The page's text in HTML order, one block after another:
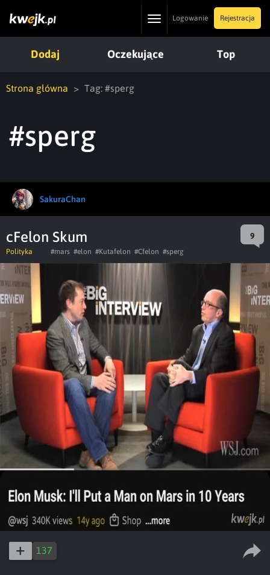
ToggleLogowanie Rejestracja
Dodaj Oczekujące Top
Strona główna Tag: #sperg
#sperg
SakuraChan
cFelon Skum 9
Polityka #mars #elon #Kutafelon #Cfelon #sperg
137